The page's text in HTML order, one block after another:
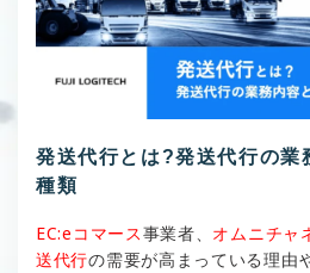
発送代行とは?発送代行の業
種類
EC:eコマース事業者、 オムニチャ
送代行の需要が高まっている理由